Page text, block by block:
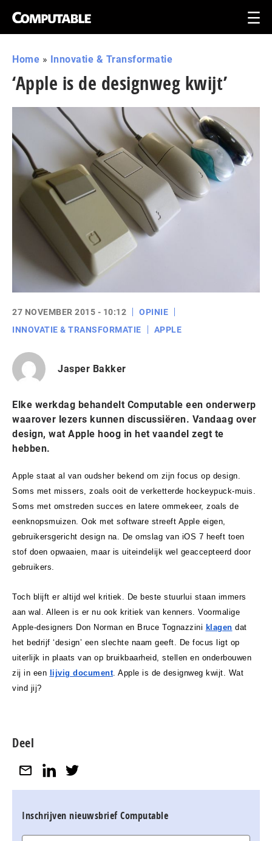
Home » Innovatie & Transformatie
‘Apple is de designweg kwijt’
27 NOVEMBER 2015 - 10:12
OPINIE
INNOVATIE & TRANSFORMATIE
APPLE
Jasper Bakker
Elke werkdag behandelt Computable een onderwerp
waarover lezers kunnen discussiëren. Vandaag over
design, wat Apple hoog in het vaandel zegt te
hebben.
Apple staat al van oudsher bekend om zijn focus op design.
Soms met missers, zoals ooit de verketterde hockeypuck-muis.
Soms met omstreden succes en latere ommekeer, zoals de
eenknopsmuizen. Ook met software streeft Apple eigen,
gebruikersgericht design na. De omslag van iOS 7 heeft toen
stof doen opwaaien, maar is uiteindelijk wel geaccepteerd door
gebruikers.
Toch blijft er altijd wel kritiek. De beste stuurlui staan immers
aan wal. Alleen is er nu ook kritiek van kenners. Voormalige
Apple-designers Don Norman en Bruce Tognazzini klagen dat
het bedrijf ‘design’ een slechte naam geeft. De focus ligt op
uiterlijk in plaats van op bruikbaarheid, stellen en onderbouwen
zij in een
lijvig document. Apple is de designweg kwijt. Wat
vind jij?
Deel
Inschrijven nieuwsbrief Computable